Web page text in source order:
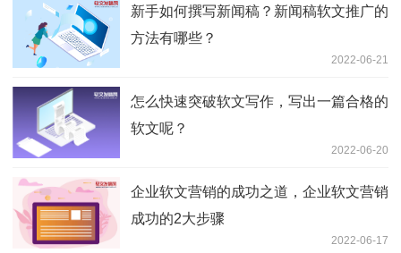
新手如何撰写新闻稿？新闻稿软文推广的
方法有哪些？
2022-06-21
怎么快速突破软文写作，写出一篇合格的
软文呢？
2022-06-20
企业软文营销的成功之道，企业软文营销
成功的2大步骤
2022-06-17